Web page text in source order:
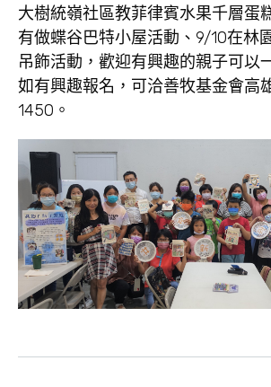
大樹統嶺社區教菲律賓水果千層蛋
有做蝶谷巴特小屋活動、9/10在林
吊飾活動，歡迎有興趣的親子可以
如有興趣報名，可洽善牧基金會高
1450。